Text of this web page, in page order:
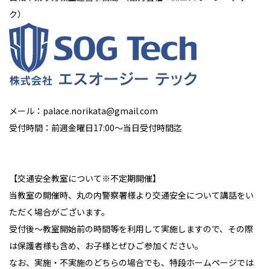
ク）
メール：palace.norikata@gmail.com
受付時間：前週金曜日17:00～当日受付時間迄
【交通安全教室について※不定期開催】
当教室の開催時、丸の内警察署様より交通安全について講話をい
ただく場合がございます。
受付後～教室開始前の時間等を利用して実施しますので、その際
は保護者様も含め、お子様とぜひご参加ください。
なお、実施・不実施のどちらの場合でも、特段ホームページでは